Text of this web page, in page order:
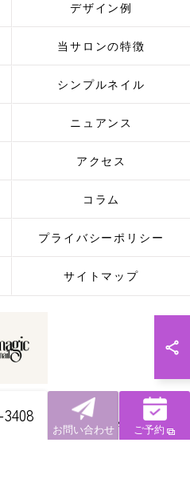
お問い合わせ ご予約
デザイン例
当サロンの特徴
シンプルネイル
ニュアンス
アクセス
コラム
プライバシーポリシー
サイトマップ
magic nail ALL RIGHTS RESERVED.